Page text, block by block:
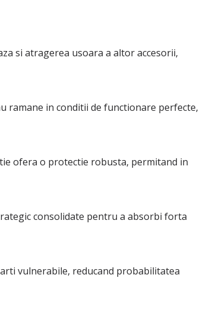
si atragerea usoara a altor accesorii,
ramane in conditii de functionare perfecte,
ofera o protectie robusta, permitand in
consolidate pentru a absorbi forta
vulnerabile, reducand probabilitatea